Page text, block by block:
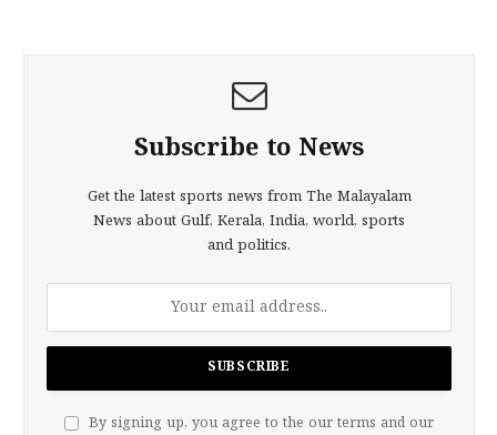
Subscribe to News
Get the latest sports news from The Malayalam
News about Gulf, Kerala, India, world, sports
and politics.
By signing up, you agree to the our terms and our